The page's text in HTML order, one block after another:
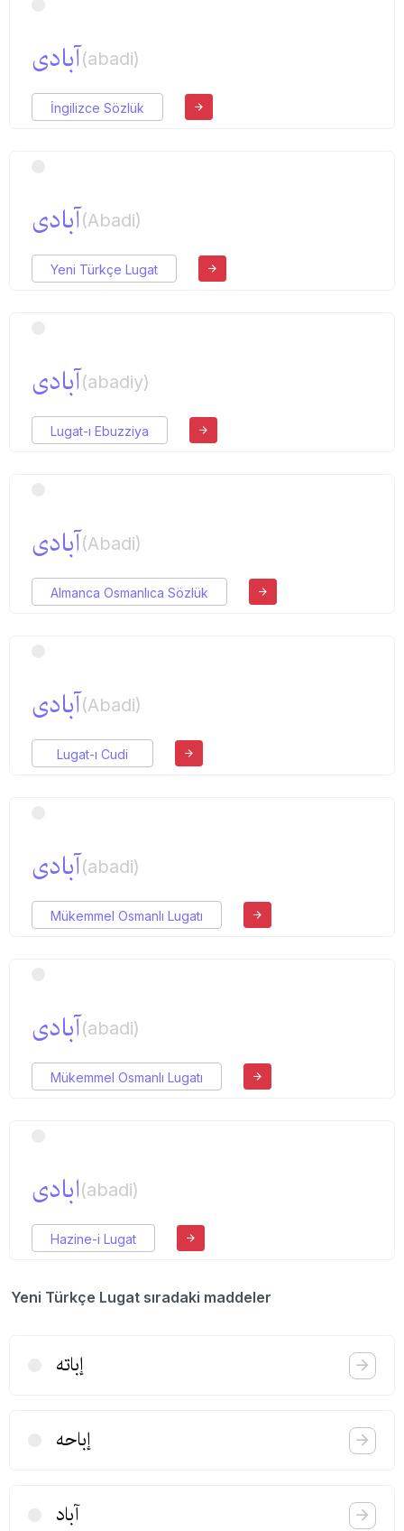
آبادی(abadi)
İngilizce Sözlük
آبادی(Abadi)
Yeni Türkçe Lugat
آبادی(abadiy)
Lugat-ı Ebuzziya
آبادی(Abadi)
Almanca Osmanlıca Sözlük
آبادی(Abadi)
Lugat-ı Cudi
آبادی(abadi)
Mükemmel Osmanlı Lugatı
آبادی(abadi)
Mükemmel Osmanlı Lugatı
ابادی(abadi)
Hazine-i Lugat
Yeni Türkçe Lugat sıradaki maddeler
إباته
إباحه
آباد